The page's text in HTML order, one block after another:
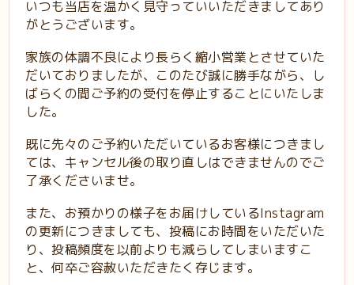
いつも当店を温かく見守っていいただきましてあり
がとうございます。
家族の体調不良により長らく縮小営業とさせていた
だいておりましたが、このたび誠に勝手ながら、し
ばらくの間ご予約の受付を停止することにいたしま
した。
既に先々のご予約いただいているお客様につきまし
ては、キャンセル後の取り直しはできませんのでご
了承くださいませ。
また、お預かりの様子をお届けしているInstagram
の更新につきましても、投稿にお時間をいただいた
り、投稿頻度を以前よりも減らしてしまいますこ
と、何卒ご容赦いただきたく存じます。